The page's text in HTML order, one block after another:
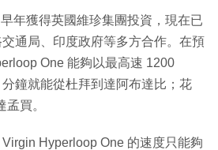
年獲得英國維珍集團投資，現在已
通局、印度政府等多方合作。在預
One 能夠以最高速 1200
鐘就能從杜拜到達阿布達比；花
買。
Hyperloop One 的速度只能夠